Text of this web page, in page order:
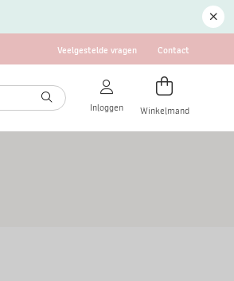
Veelgestelde vragen Contact
Inloggen Winkelmand